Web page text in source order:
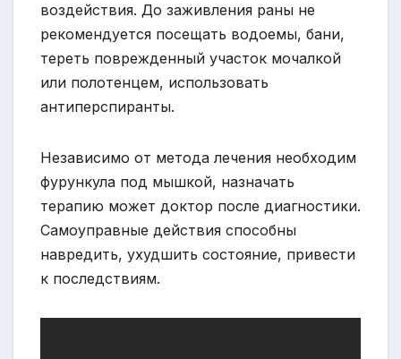
воздействия. До заживления раны не
рекомендуется посещать водоемы, бани,
тереть поврежденный участок мочалкой
или полотенцем, использовать
антиперспиранты.
Независимо от метода лечения необходим
фурункула под мышкой, назначать
терапию может доктор после диагностики.
Самоуправные действия способны
навредить, ухудшить состояние, привести
к последствиям.